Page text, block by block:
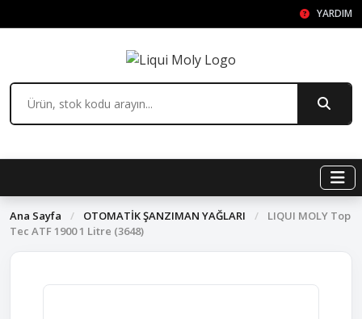
YARDIM
Ana Sayfa / OTOMATİK ŞANZIMAN YAĞLARI /
LIQUI MOLY Top
Tec ATF 1900 1 Litre (3648)